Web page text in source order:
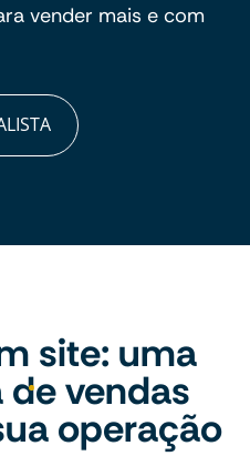
vender mais e com
site: uma
vendas
operação